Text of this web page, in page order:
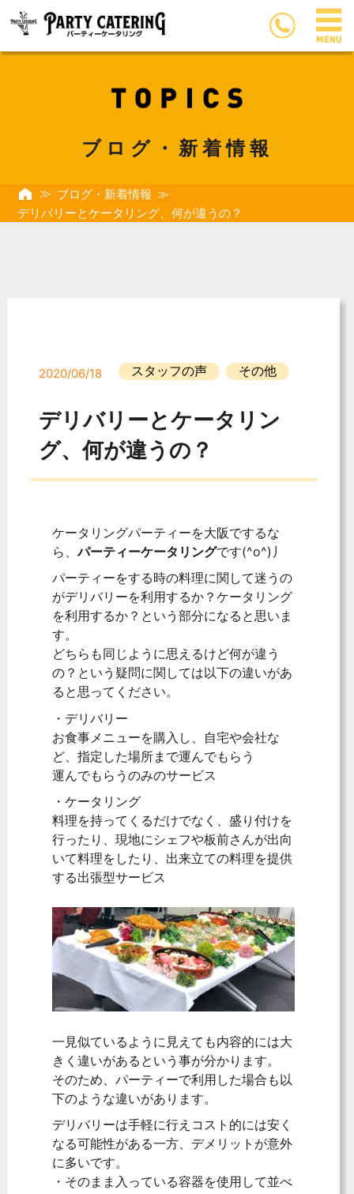
ブログ・新着情報
ブログ・新着情報
デリバリーとケータリング、何が違うの？
2020/06/18 スタッフの声 その他
デリバリーとケータリン
グ、何が違うの？
ケータリングパーティーを大阪でするな
ら、パーティーケータリングです(^o^)丿
パーティーをする時の料理に関して迷うの
がデリバリーを利用するか？ケータリング
を利用するか？という部分になると思いま
す。
どちらも同じように思えるけど何が違う
の？という疑問に関しては以下の違いがあ
ると思ってください。
・デリバリー
お食事メニューを購入し、自宅や会社な
ど、指定した場所まで運んでもらう
運んでもらうのみのサービス
・ケータリング
料理を持ってくるだけでなく、盛り付けを
行ったり、現地にシェフや板前さんが出向
いて料理をしたり、出来立ての料理を提供
する出張型サービス
一見似ているように見えても内容的には大
きく違いがあるという事が分かります。
そのため、パーティーで利用した場合も以
下のような違いがあります。
デリバリーは手軽に行えコスト的には安く
なる可能性がある一方、デメリットが意外
に多いです。
・そのまま入っている容器を使用して並べ